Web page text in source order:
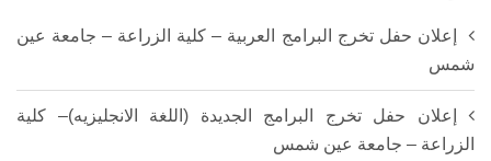
إعلان حفل تخرج البرامج العربية – كلية الزراعة – جامعة عين
شمس
إعلان حفل تخرج البرامج الجديدة (اللغة الانجليزيه)– كلية
الزراعة – جامعة عين شمس